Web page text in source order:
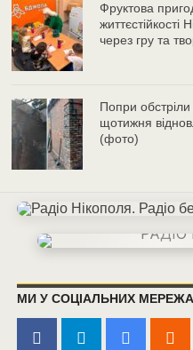
Фруктова
життєстійкості
через гру та
Попри
щотижня
(фото)
МИ У СОЦІАЛЬНИХ